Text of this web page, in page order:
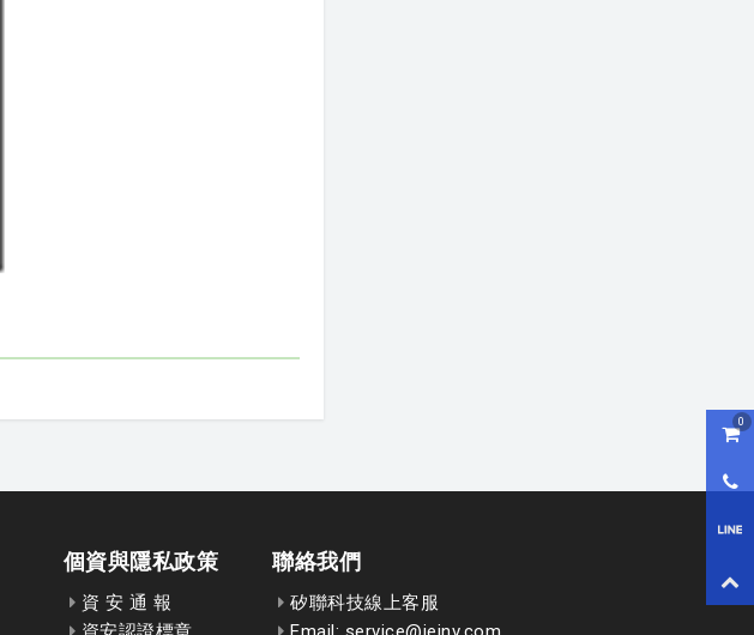
購
0
回
個資與隱私政策
資 安 通 報
聯絡我們
矽聯科技線上客服